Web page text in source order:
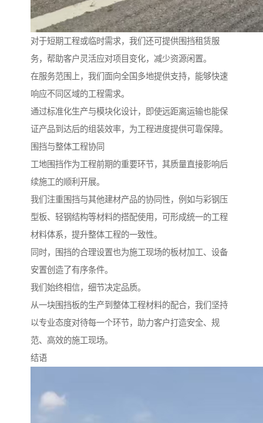
对于短期工程或临时需求，我们还可提供围挡租赁服
务，帮助客户灵活应对项目变化，减少资源闲置。
在服务范围上，我们面向全国多地提供支持，能够快速
响应不同区域的工程需求。
通过标准化生产与模块化设计，即使远距离运输也能保
证产品到达后的组装效率，为工程进度提供可靠保障。
围挡与整体工程协同
工地围挡作为工程前期的重要环节，其质量直接影响后
续施工的顺利开展。
我们注重围挡与其他建材产品的协同性，例如与彩钢压
型板、轻钢结构等材料的搭配使用，可形成统一的工程
材料体系，提升整体工程的一致性。
同时，围挡的合理设置也为施工现场的板材加工、设备
安置创造了有序条件。
我们始终相信，细节决定品质。
从一块围挡板的生产到整体工程材料的配合，我们坚持
以专业态度对待每一个环节，助力客户打造安全、规
范、高效的施工现场。
结语